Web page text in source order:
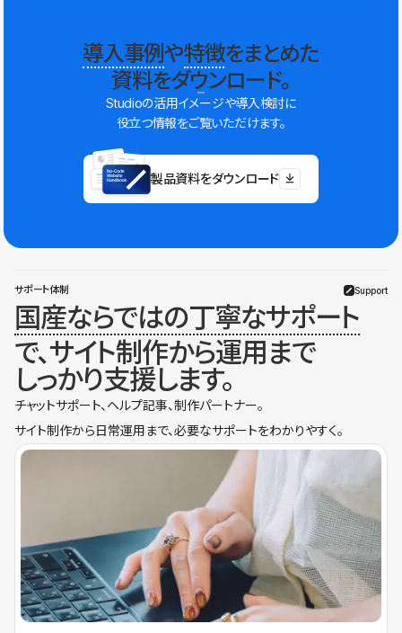
導入事例や特徴をまとめた
資料をダウンロード。
Studioの活用イメージや導入検討に
役立つ情報をご覧いただけます。
製品資料をダウンロード
サポート体制 Support
国産ならではの丁寧なサポート
で、サイト制作から運用まで
しっかり支援します。
チャットサポート、ヘルプ記事、制作パートナー。
サイト制作から日常運用まで、必要なサポートをわかりやすく。